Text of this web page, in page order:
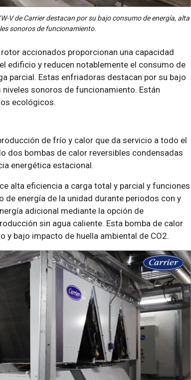
V de Carrier destacan por su bajo consumo de energía, alta
sonoros de funcionamiento.
accionados proporcionan una capacidad
edificio y reducen notablemente el consumo de
parcial. Estas enfriadoras destacan por su bajo
sonoros de funcionamiento. Están
ecológicos.
de frío y calor que da servicio a todo el
dos bombas de calor reversibles condensadas
energética estacional.
alta eficiencia a carga total y parcial y funciones
energía de la unidad durante periodos con y
adicional mediante la opción de
sin agua caliente. Esta bomba de calor
y bajo impacto de huella ambiental de CO2.